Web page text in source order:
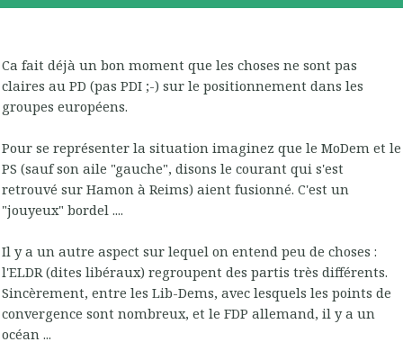
Ca fait déjà un bon moment que les choses ne sont pas
claires au PD (pas PDI ;-) sur le positionnement dans les
groupes européens.
Pour se représenter la situation imaginez que le MoDem et le
PS (sauf son aile "gauche", disons le courant qui s'est
retrouvé sur Hamon à Reims) aient fusionné. C'est un
"jouyeux" bordel ....
Il y a un autre aspect sur lequel on entend peu de choses :
l'ELDR (dites libéraux) regroupent des partis très différents.
Sincèrement, entre les Lib-Dems, avec lesquels les points de
convergence sont nombreux, et le FDP allemand, il y a un
océan ...